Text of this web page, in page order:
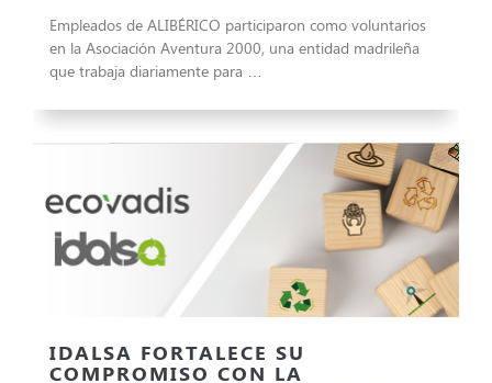
Empleados de ALIBÉRICO participaron como voluntarios
en la Asociación Aventura 2000, una entidad madrileña
que trabaja diariamente para …
IDALSA FORTALECE SU
COMPROMISO CON LA